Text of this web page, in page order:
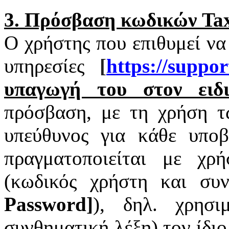
3. Πρόσβαση κωδικών
Ο χρήστης που επιθυμεί να
υπηρεσίες [https://
υπαγωγή του στον
πρόσβαση, με τη χρήση
υπεύθυνος για κάθε
πραγματοποιείται με
(κωδικός χρήστη και
Password]), δηλ.